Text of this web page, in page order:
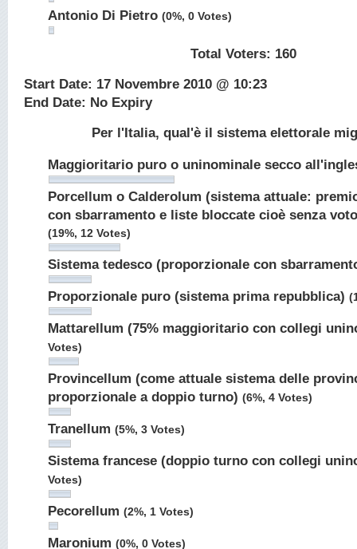
Antonio Di Pietro (0%, 0 Votes)
Total Voters: 160
Start Date: 17 Novembre 2010 @ 10:23
End Date: No Expiry
Per l'Italia, qual'è il sistema elettorale
Maggioritario puro o uninominale secco
Porcellum o Calderolum (sistema attuale:
con sbarramento e liste bloccate cioè senza
(19%, 12 Votes)
Sistema tedesco (proporzionale con
Proporzionale puro (sistema prima repubblica)
Mattarellum (75% maggioritario con collegi
Votes)
Provincellum (come attuale sistema delle
proporzionale a doppio turno) (6%, 4 Votes)
Tranellum (5%, 3 Votes)
Sistema francese (doppio turno con collegi
Votes)
Pecorellum (2%, 1 Votes)
Maronium (0%, 0 Votes)